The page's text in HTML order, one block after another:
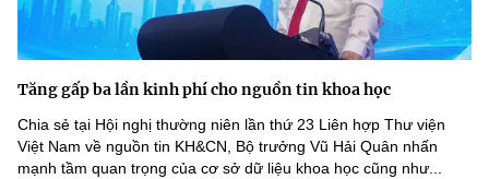
Tăng gấp ba lần kinh phí cho nguồn tin khoa học
Chia sẻ tại Hội nghị thường niên lần thứ 23 Liên hợp Thư viện
Việt Nam về nguồn tin KH&CN, Bộ trưởng Vũ Hải Quân nhấn
mạnh tầm quan trọng của cơ sở dữ liệu khoa học cũng như...